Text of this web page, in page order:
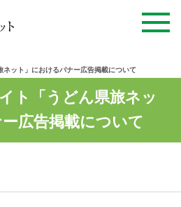
ット」におけるバナー広告掲載について
ト「うどん県旅ネッ
広告掲載について